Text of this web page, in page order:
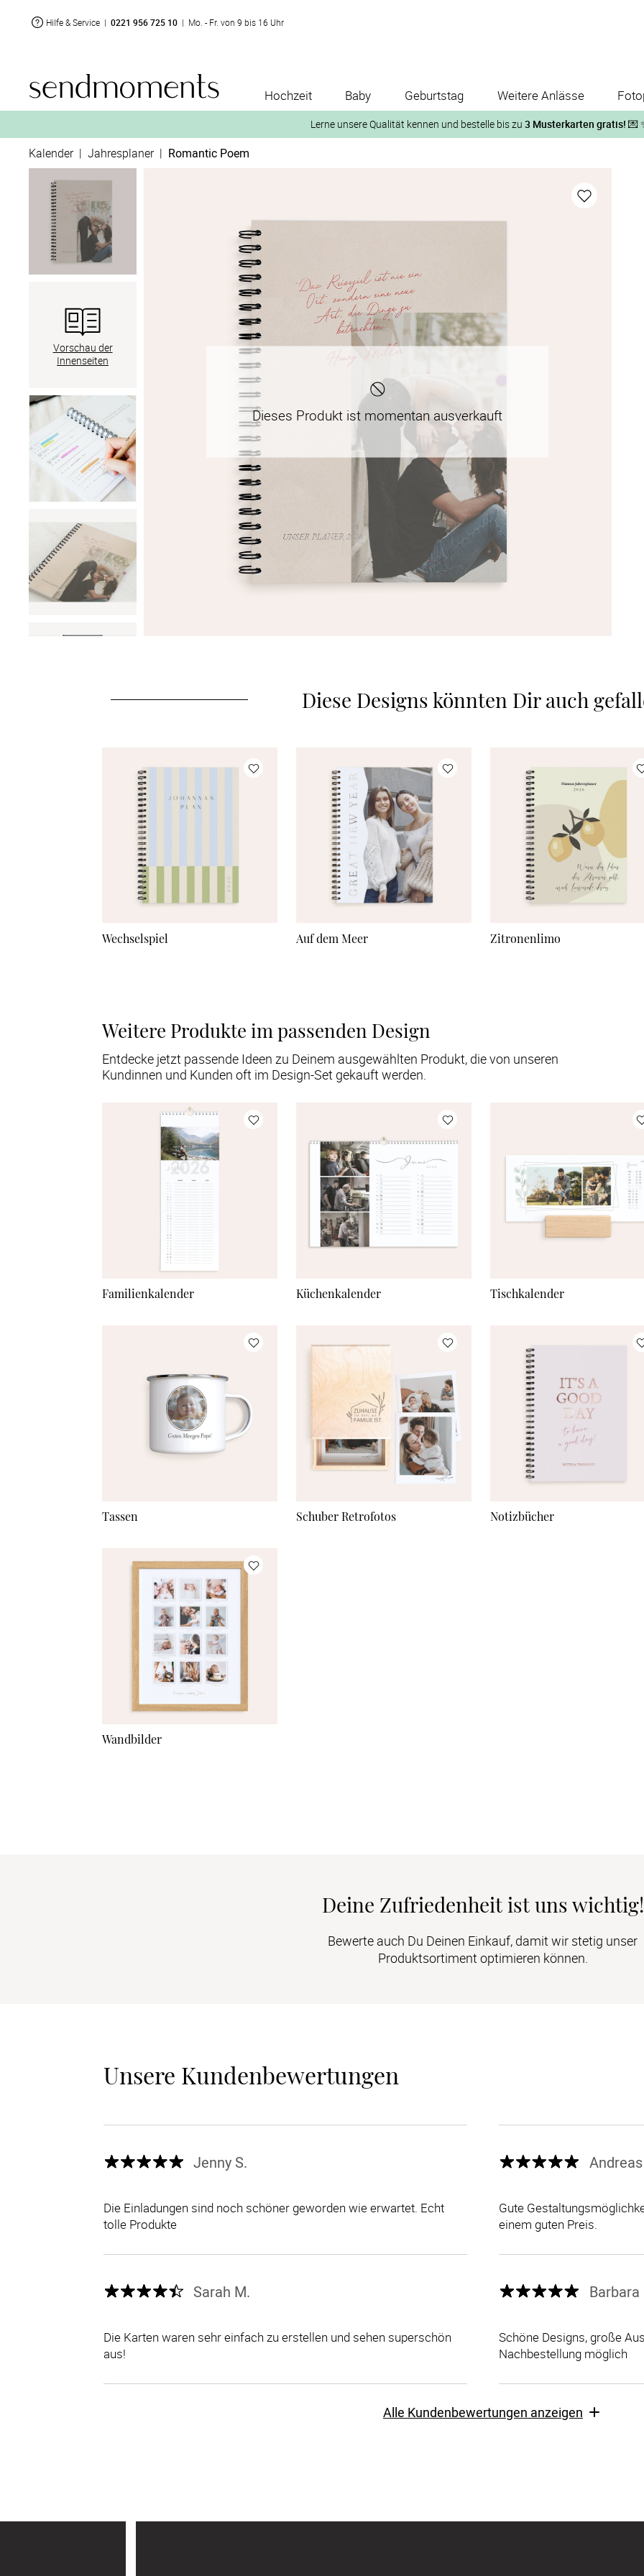
Hilfe & Service | 0221 956 725 10 | Mo. - Fr. von 9 bis 16 Uhr
Hochzeit Baby Geburtstag Weitere Anlässe
Lerne unsere Qualität kennen und bestelle bis zu 3 Musterkarten gratis! 💌
auf der jeweiligen Produktseite und lasse Dir die Karten
Kalender | Jahresplaner | Romantic Poem
Vorschau der
Innenseiten
Dieses Produkt ist momentan ausverkauft
Diese Designs könnten Dir auch
Wechselspiel Auf dem Meer Zitronenlimo
Weitere Produkte im passenden Design
Entdecke jetzt passende Ideen zu Deinem ausgewählten Produkt, die von unseren
Kundinnen und Kunden oft im Design-Set gekauft werden.
Familienkalender Küchenkalender Tischkalender
Tassen Schuber Retrofotos Notizbücher
Wandbilder
Deine Zufriedenheit ist uns wichtig!
Bewerte auch Du Deinen Einkauf, damit wir stetig unser
Produktsortiment optimieren können.
Unsere Kundenbewertungen
Jenny S.
Die Einladungen sind noch schöner geworden wie erwartet. Echt
tolle Produkte
Gute
einem guten Preis.
Sarah M.
Die Karten waren sehr einfach zu erstellen und sehen superschön
aus!
Barbara
Schöne Designs, große
Nachbestellung möglich
Alle Kundenbewertungen anzeigen